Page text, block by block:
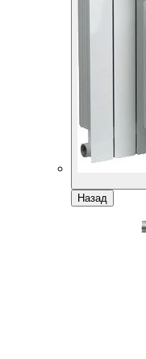
Назад